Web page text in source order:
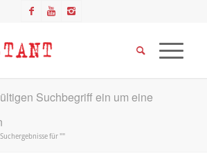
Suchbegriff ein um eine
Suchergebnisse für ""